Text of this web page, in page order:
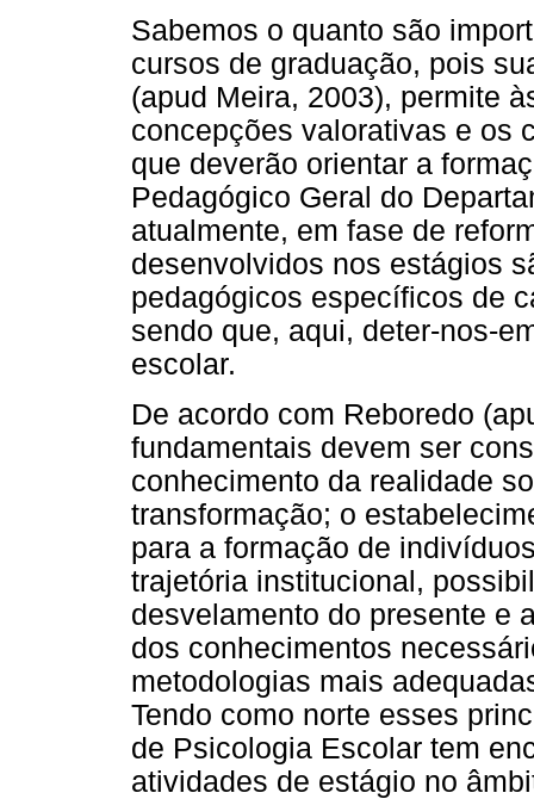
Sabemos o quanto são
cursos de graduação, pois
(apud Meira, 2003), permite
concepções valorativas e os
que deverão orientar a
Pedagógico Geral do
atualmente, em fase de
desenvolvidos nos estágios
pedagógicos específicos de
sendo que, aqui, deter-nos-
escolar.
De acordo com Reboredo
fundamentais devem ser
conhecimento da realidade
transformação; o
para a formação de
trajetória institucional,
desvelamento do presente e
dos conhecimentos
metodologias mais
Tendo como norte esses
de Psicologia Escolar tem
atividades de estágio no